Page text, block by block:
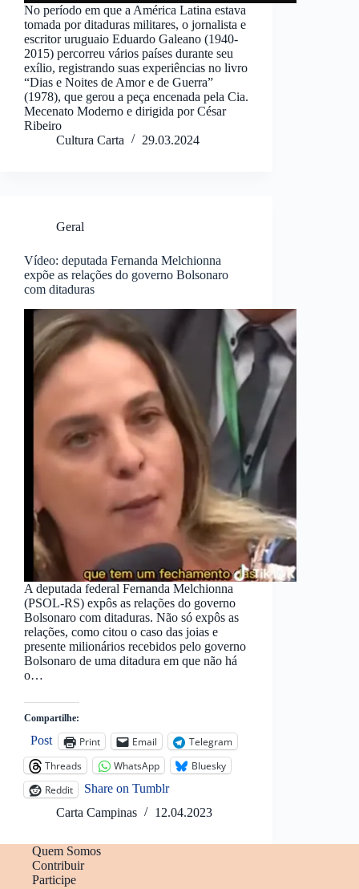
No período em que a América Latina estava
tomada por ditaduras militares, o jornalista e
escritor uruguaio Eduardo Galeano (1940-
2015) percorreu vários países durante seu
exílio, registrando suas experiências no livro
“Dias e Noites de Amor e de Guerra”
(1978), que gerou a peça encenada pela Cia.
Mecenato Moderno e dirigida por César
Ribeiro
Cultura Carta
29.03.2024
Geral
Vídeo: deputada Fernanda Melchionna
expõe as relações do governo Bolsonaro
com ditaduras
A deputada federal Fernanda Melchionna
(PSOL-RS) expôs as relações do governo
Bolsonaro com ditaduras. Não só expôs as
relações, como citou o caso das joias e
presente milionários recebidos pelo governo
Bolsonaro de uma ditadura em que não há
o…
Compartilhe:
Post Print Email
Telegram
Threads
WhatsApp
Bluesky
Reddit
Share on Tumblr
Carta Campinas
12.04.2023
Quem Somos
Contribuir
Participe